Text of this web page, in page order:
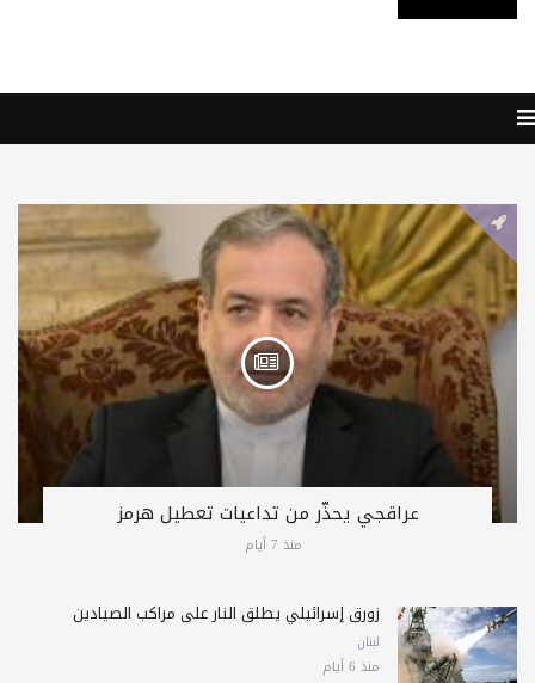
عراقجي يحذّر من تداعيات تعطيل هرمز
منذ 7 أيام
زورق إسرائيلي يطلق النار على مراكب الصيادين
لبنان
منذ 6 أيام